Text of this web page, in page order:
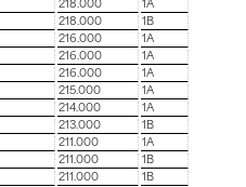
218.000
1A
218.000
1B
216.000
1A
216.000
1A
216.000
1A
215.000
1A
214.000
1A
213.000
1B
211.000
1A
211.000
1B
211.000
1B